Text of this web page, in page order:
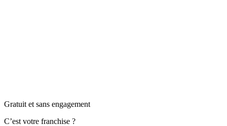
Gratuit et sans engagement
C’est votre franchise ?